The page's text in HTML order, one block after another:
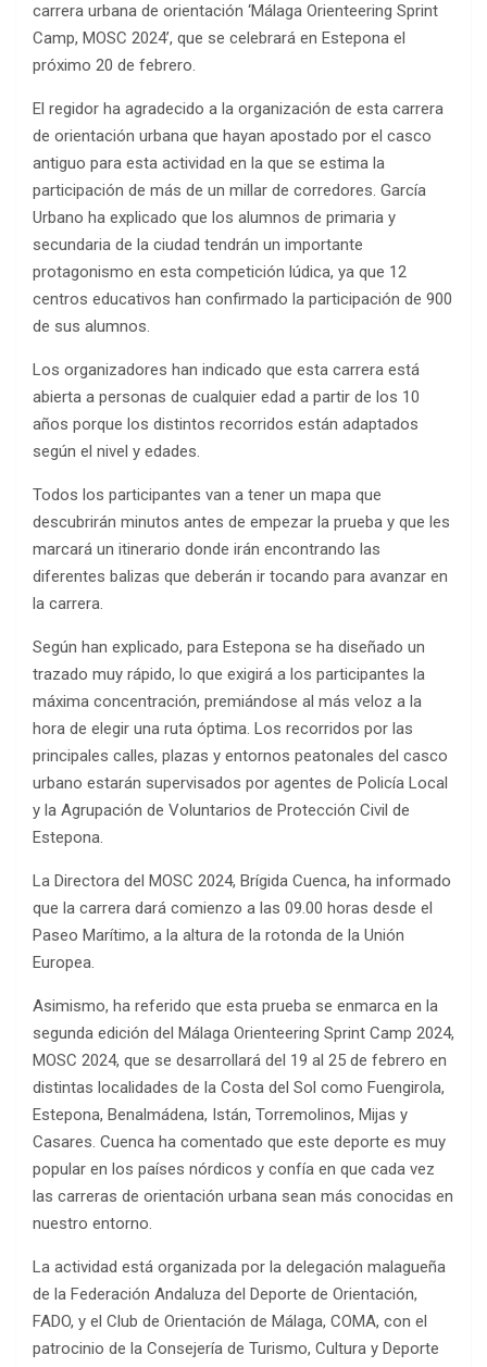
carrera urbana de orientación ‘Málaga Orienteering Sprint
Camp, MOSC 2024’, que se celebrará en Estepona el
próximo 20 de febrero.
El regidor ha agradecido a la organización de esta carrera
de orientación urbana que hayan apostado por el casco
antiguo para esta actividad en la que se estima la
participación de más de un millar de corredores. García
Urbano ha explicado que los alumnos de primaria y
secundaria de la ciudad tendrán un importante
protagonismo en esta competición lúdica, ya que 12
centros educativos han confirmado la participación de 900
de sus alumnos.
Los organizadores han indicado que esta carrera está
abierta a personas de cualquier edad a partir de los 10
años porque los distintos recorridos están adaptados
según el nivel y edades.
Todos los participantes van a tener un mapa que
descubrirán minutos antes de empezar la prueba y que les
marcará un itinerario donde irán encontrando las
diferentes balizas que deberán ir tocando para avanzar en
la carrera.
Según han explicado, para Estepona se ha diseñado un
trazado muy rápido, lo que exigirá a los participantes la
máxima concentración, premiándose al más veloz a la
hora de elegir una ruta óptima. Los recorridos por las
principales calles, plazas y entornos peatonales del casco
urbano estarán supervisados por agentes de Policía Local
y la Agrupación de Voluntarios de Protección Civil de
Estepona.
La Directora del MOSC 2024, Brígida Cuenca, ha informado
que la carrera dará comienzo a las 09.00 horas desde el
Paseo Marítimo, a la altura de la rotonda de la Unión
Europea.
Asimismo, ha referido que esta prueba se enmarca en la
segunda edición del Málaga Orienteering Sprint Camp 2024,
MOSC 2024, que se desarrollará del 19 al 25 de febrero en
distintas localidades de la Costa del Sol como Fuengirola,
Estepona, Benalmádena, Istán, Torremolinos, Mijas y
Casares. Cuenca ha comentado que este deporte es muy
popular en los países nórdicos y confía en que cada vez
las carreras de orientación urbana sean más conocidas en
nuestro entorno.
La actividad está organizada por la delegación malagueña
de la Federación Andaluza del Deporte de Orientación,
FADO, y el Club de Orientación de Málaga, COMA, con el
patrocinio de la Consejería de Turismo, Cultura y Deporte